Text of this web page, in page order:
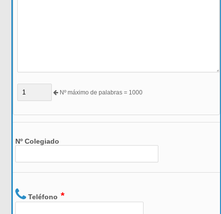
Nº máximo de palabras = 1000
Nº Colegiado
Teléfono *